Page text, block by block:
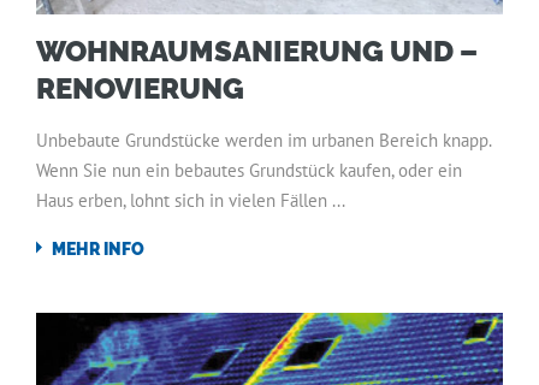
WOHNRAUMSANIERUNG UND –
RENOVIERUNG
Unbebaute Grundstücke werden im urbanen Bereich knapp.
Wenn Sie nun ein bebautes Grundstück kaufen, oder ein
Haus erben, lohnt sich in vielen Fällen ...
MEHR INFO